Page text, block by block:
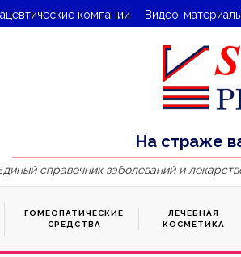
компании Видео-материалы
На страже
справочник заболеваний и
ГОМЕОПАТИЧЕСКИЕ
СРЕДСТВА
ЛЕЧЕБНАЯ
КОСМЕТИКА